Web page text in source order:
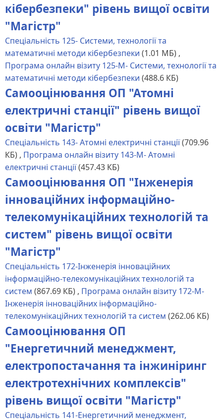
кібербезпеки" рівень вищої освіти
"Магістр"
Спеціальність 125- Системи, технології та
математичні методи кібербезпеки (1.01 МБ) ,
Програма онлайн візиту 125-М- Системи, технології та
математичні методи кібербезпеки (488.6 КБ)
Самооцінювання ОП "Атомні
електричні станції" рівень вищої
освіти "Магістр"
Спеціальність 143- Атомні електричні станції(709.96
КБ) , Програма онлайн візиту 143-М- Атомні
електричні станції(457.43 КБ)
Самооцінювання ОП "Інженерія
інноваційних інформаційно-
телекомунікаційних технологій та
систем" рівень вищої освіти
"Магістр"
Спеціальність 172-Інженерія інноваційних
інформаційно-телекомунікаційних технологій та
систем (867.69 КБ) , Програма онлайн візиту 172-М-
Інженерія інноваційних інформаційно-
телекомунікаційних технологій та систем (262.06 КБ)
Самооцінювання ОП
"Енергетичний менеджмент,
електропостачання та інжиніринг
електротехнічних комплексів"
рівень вищої освіти "Магістр"
Спеціальність 141-Енергетичний менеджмент,